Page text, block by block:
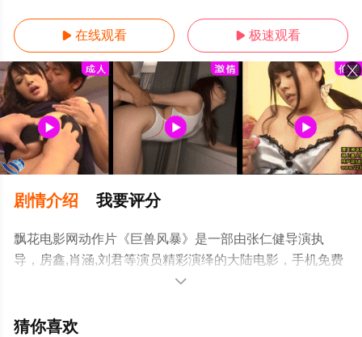
 在线观看  极速观看
剧情介绍 我要评分
飘花电影网动作片《巨兽风暴》是一部由张仁健导演执
导，房鑫,肖涵,刘君等演员精彩演绎的大陆电影，手机免费
观看高清无删减完整版电影大全就上飘花影院，更多相关

猜你喜欢